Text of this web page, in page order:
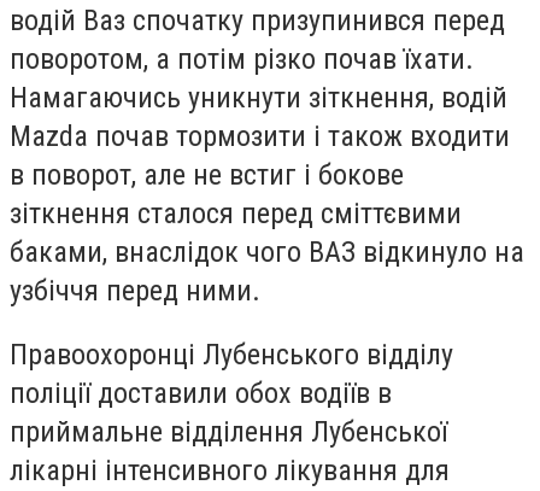
водій Ваз спочатку призупинився перед
поворотом, а потім різко почав їхати.
Намагаючись уникнути зіткнення, водій
Mazda почав тормозити і також входити
в поворот, але не встиг і бокове
зіткнення сталося перед сміттєвими
баками, внаслідок чого ВАЗ відкинуло на
узбіччя перед ними.
Правоохоронці Лубенського відділу
поліції доставили обох водіїв в
приймальне відділення Лубенської
лікарні інтенсивного лікування для